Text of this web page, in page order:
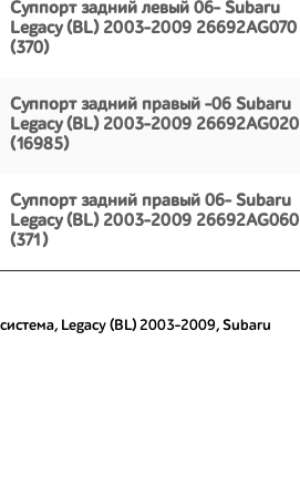
Суппорт задний левый 06- Subaru
Legacy (BL) 2003-2009 26692AG070
(370)
Суппорт задний правый -06 Subaru
Legacy (BL) 2003-2009 26692AG020
(16985)
Суппорт задний правый 06- Subaru
Legacy (BL) 2003-2009 26692AG060
(371)
, Legacy (BL) 2003-2009, Subaru